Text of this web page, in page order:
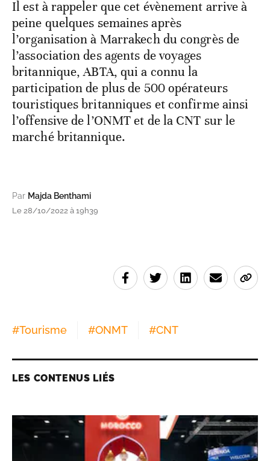
Il est à rappeler que cet évènement arrive à
peine quelques semaines après
l’organisation à Marrakech du congrès de
l’association des agents de voyages
britannique, ABTA, qui a connu la
participation de plus de 500 opérateurs
touristiques britanniques et confirme ainsi
l’offensive de l’ONMT et de la CNT sur le
marché britannique.
Par Majda Benthami
Le 28/10/2022 à 19h39
#Tourisme #ONMT #CNT
LES CONTENUS LIÉS